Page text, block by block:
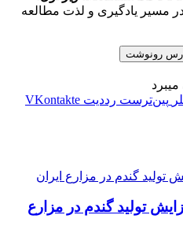
مسیر یادگیری و لذت مطالعه
رونوشت
‫پین‌ترست ‫رددیت ‫VKontakte
تولید گندم در مزارع